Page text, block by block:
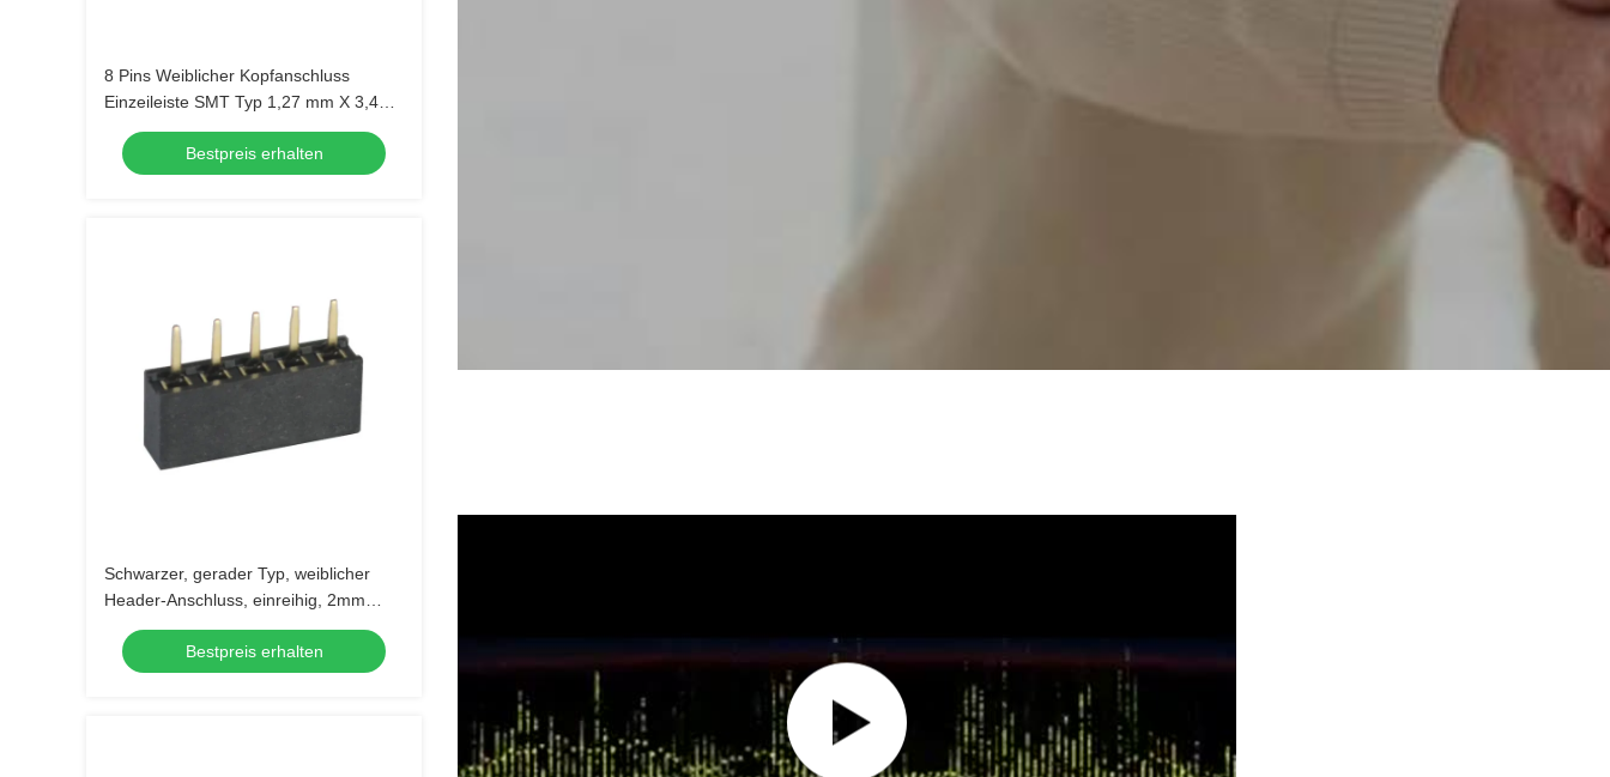
8 Pins Weiblicher Kopfanschluss
Einzeileiste SMT Typ 1,27 mm X 3,4
Bestpreis erhalten
Schwarzer, gerader Typ, weiblicher
Header-Anschluss, einreihig, 2mm
Raster, 5 Pins
Bestpreis erhalten